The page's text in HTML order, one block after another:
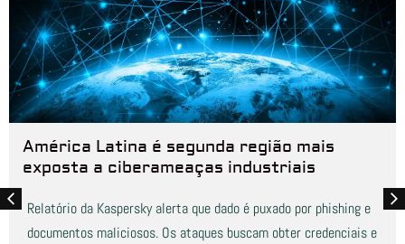
América Latina é segunda região mais
exposta a ciberameaças industriais
Relatório da Kaspersky alerta que dado é puxado por phishing e
documentos maliciosos. Os ataques buscam obter credenciais e